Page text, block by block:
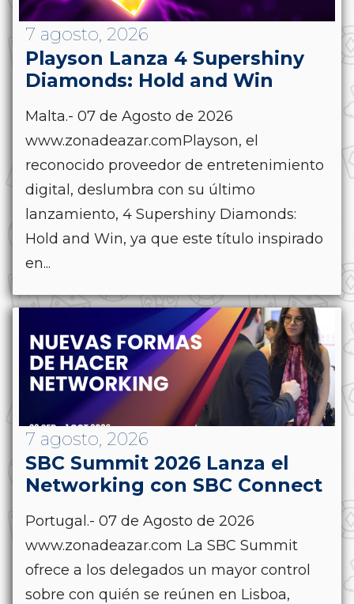
7 agosto, 2026
Playson Lanza 4 Supershiny
Diamonds: Hold and Win
Malta.- 07 de Agosto de 2026
www.zonadeazar.comPlayson, el
reconocido proveedor de entretenimiento
digital, deslumbra con su último
lanzamiento, 4 Supershiny Diamonds:
Hold and Win, ya que este título inspirado
en...
7 agosto, 2026
SBC Summit 2026 Lanza el
Networking con SBC Connect
Portugal.- 07 de Agosto de 2026
www.zonadeazar.com La SBC Summit
ofrece a los delegados un mayor control
sobre con quién se reúnen en Lisboa,